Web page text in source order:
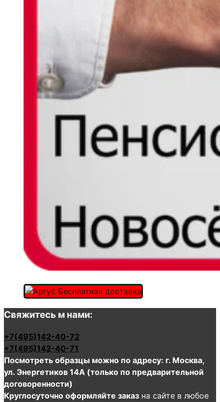
Свяжитесь м нами:
+7(495)142-40-72
+7(495)142-40-71
Посмотреть образцы можно по адресу: г. Москва,
ул. Энергетиков 14А (только по предварительной
договоренности)
Круглосуточно оформляйте заказ на сайте в любое